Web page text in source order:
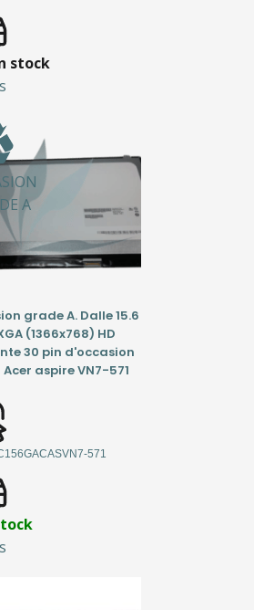
stock
A
grade A. Dalle 15.6
(1366x768) HD
30 pin d'occasion
aspire VN7-571
571